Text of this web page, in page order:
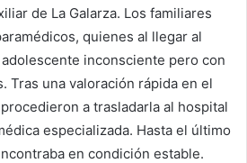
de La Galarza. Los familiares
quienes al llegar al
inconsciente pero con
Tras una valoración rápida en el
a trasladarla al hospital
especializada. Hasta el último
en condición estable.